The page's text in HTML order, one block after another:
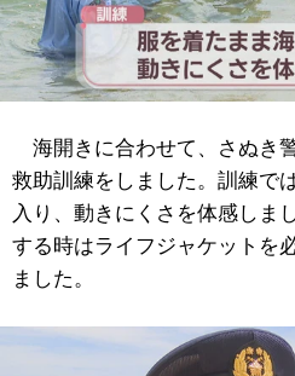
海開きに合わせて、さぬき
救助訓練をしました。訓練で
入り、動きにくさを体感しま
する時はライフジャケットを
ました。